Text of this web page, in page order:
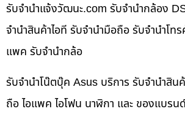
รับจํานําแจ้งวัฒนะ.com รับจำนำกล้อง
จำนำสินค้าไอที รับจำนำมือถือ รับจำนำโท
แพค รับจำนำกล้อ
รับจำนำโน๊ตบุ๊ค Asus บริการ รับจำนำสิน
ถือ ไอแพค ไอโฟน นาฬิกา และ ของแบรน